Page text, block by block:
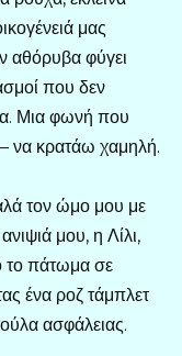
μας
αθόρυβα φύγει
που δεν
Μια φωνή που
να κρατάω χαμηλή.
τον ώμο μου με
μου, η Λίλι,
το πάτωμα σε
ένα ροζ τάμπλετ
ασφάλειας.